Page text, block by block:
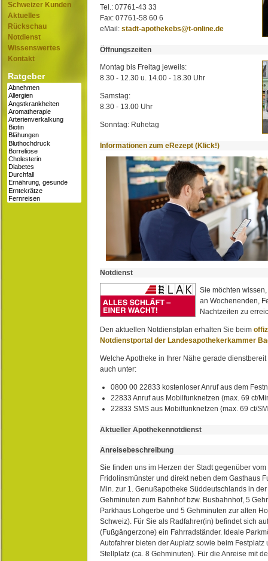
Schweizer Kunden
Aktuelles
Rückschau
Notdienst
Wissenswertes
Kontakt
Ratgeber
Tel.: 07761-43 33
Fax: 07761-58 60 6
eMail: stadt-apothekebs@t-online.de
Öffnungszeiten
Montag bis Freitag jeweils:
8.30 - 12.30 u. 14.00 - 18.30 Uhr
Samstag:
8.30 - 13.00 Uhr
Sonntag: Ruhetag
Informationen zum eRezept (Klick!)
Notdienst
Sie möchten
an Wochenenden,
Nachtzeiten zu
Den aktuellen Notdienstplan erhalten Sie beim
Notdienstportal der Landesapothekerkammer
Welche Apotheke in Ihrer Nähe gerade
auch unter:
0800 00 22833 kostenloser Anruf aus dem
22833 Anruf aus Mobilfunknetzen (max. 69 ct/
22833 SMS aus Mobilfunknetzen (max. 69 ct/
Aktueller Apothekennotdienst
Anreisebeschreibung
Sie finden uns im Herzen der Stadt gegenüber
Fridolinsmünster und direkt neben dem Gasthaus
Min. zur 1. Genußapotheke Süddeutschlands in
Gehminuten zum Bahnhof bzw. Busbahnhof, 5
Parkhaus Lohgerbe und 5 Gehminuten zur alten
Schweiz). Für Sie als Radfahrer(in) befindet sich
(Fußgängerzone) ein Fahrradständer. Ideale
Autofahrer bieten der Auplatz sowie beim Festplatz
Stellplatz (ca. 8 Gehminuten). Für die Anreise mit